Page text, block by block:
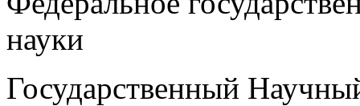
науки
Государственный